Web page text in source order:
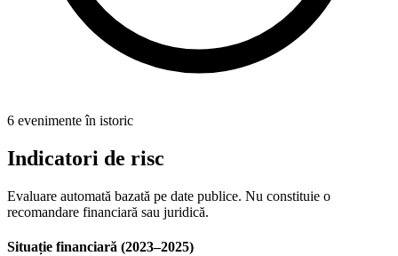
6 evenimente în istoric
Indicatori de risc
Evaluare automată bazată pe date publice. Nu constituie o
recomandare financiară sau juridică.
Situație financiară (2023–2025)